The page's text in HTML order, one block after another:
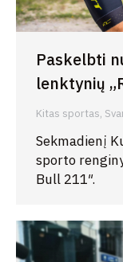
Paskelbti
lenktynių
Kitas sportas,
Sekmadienį
sporto
Bull 211″.